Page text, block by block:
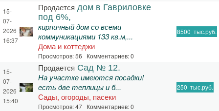
15-
07-
2026
16:37
Продается дом в Гавриловке
под 6%,
кирпичный дом со всеми
коммуникациями 133 кв.м,...
Дома и коттеджи
Просмотров: 56 Комментариев: 0
8500 тыс.руб.
15-
07-
2026
15:40
Продается Сад № 12.
На участке имеются посадки!
есть две теплицы и б...
Сады, огороды, пасеки
Просмотров: 47 Комментариев: 0
250 тыс.руб.